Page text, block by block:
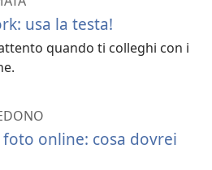
usa la testa!
quando ti colleghi con i
online: cosa dovrei